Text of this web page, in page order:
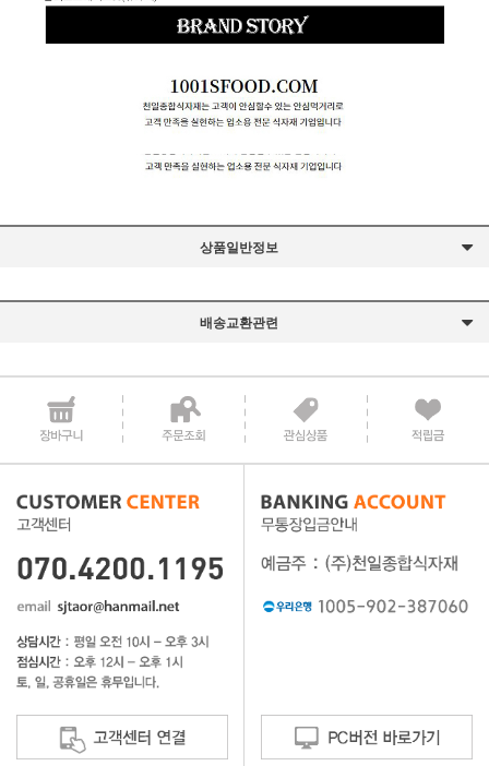
상품일반정보
배송교환관련